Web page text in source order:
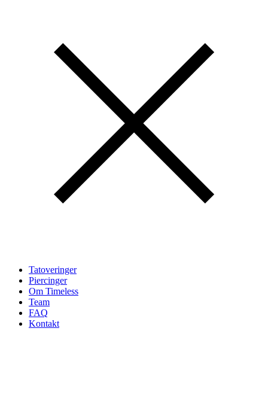
Tatoveringer
Piercinger
Om Timeless
Team
FAQ
Kontakt